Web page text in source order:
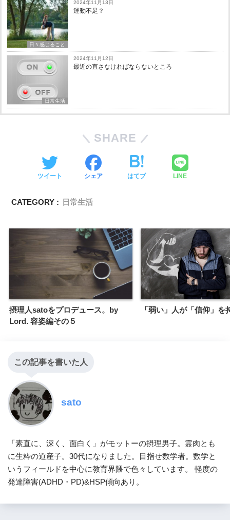
日々感じること
2024年11月13日
運動不足？
日常生活
2024年11月12日
最近の直さなければならないところ
SHARE
ツイート シェア はてブ LINE
CATEGORY : 日常生活
摂理人satoをプロデュース。by
Lord. 容姿編その５
「弱い」人が「信仰」を
この記事を書いた人
sato
「素直に、深く、面白く」がモットーの摂理男子。霊肉とも
に生粋の道産子。30代になりました。目指せ数学者。数学と
いうフィールドを中心に教育界隈で色々しています。 軽度の
発達障害(ADHD・PD)&HSP傾向あり。